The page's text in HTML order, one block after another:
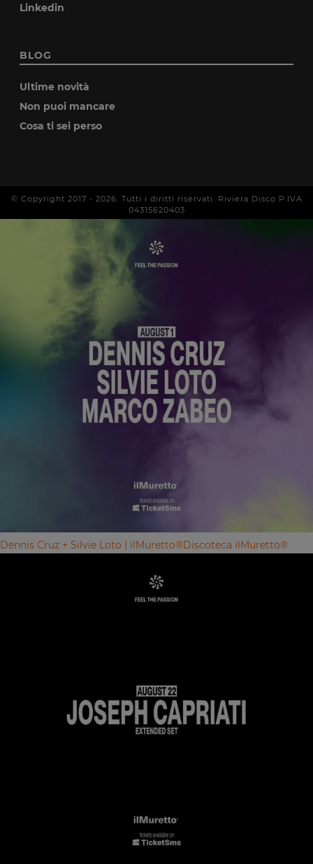
Linkedin
BLOG
Ultime novità
Non puoi mancare
Cosa ti sei perso
© Copyright 2017 - 2026 . Tutti i diritti riservati. Riviera Disco P.IVA
04315620403
Dennis Cruz + Silvie Loto | ilMuretto®Discoteca ilMuretto®